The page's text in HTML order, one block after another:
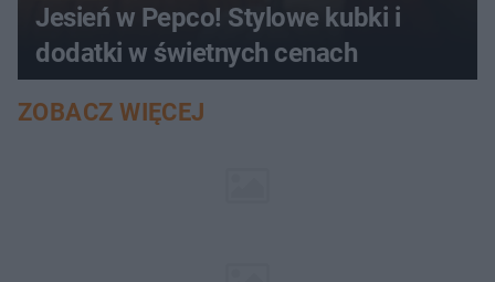
Jesień w Pepco! Stylowe kubki i
dodatki w świetnych cenach
ZOBACZ WIĘCEJ